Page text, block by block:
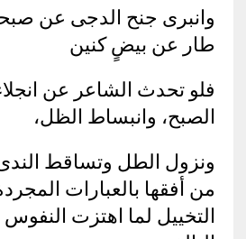
وانبرى جنح الدجى عن
طار عن بيضٍ كنين
فلو تحدث الشاعر عن
الصبح، وانبساط الظل،
ونزول الطل وتساقط
من أفقها بالعبارات
التخييل لما اهتزت النفوس